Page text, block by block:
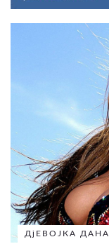
ДјЕВОЈКА ДАНА